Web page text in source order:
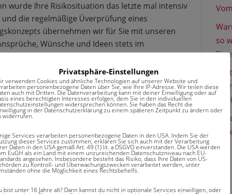
wurde Ihre Risikosituation das letzte mal intensiv
die regelmäßige Üverprüfung eines
übernehmen wir für Sie mit unseren
Wünsche und Ideen stets im
Ihres maßgeschneiderten Deckungskonzepts
ein wichtiger Aspekt von
stehen wir Ihnen beratend zur Seite.
Möglichkeiten bei der individuellen
Aspekten. Jahreslange Erfahrungen und
ein Bild voller Unterschiede auf. Aus den
so
Privatsphäre-Einstellungen
verwenden Cookies und ähnliche Technologien auf unserer Website und
personenbezogene Daten über Sie, wie Ihre IP-Adresse. Wir teilen diese
auch mit Dritten. Die Datenverarbeitung kann mit deiner Einwilligung oder auf
eines berechtigten Interesses erfolgen, dem Sie in den individuellen
widersprechen können. Sie haben das Recht die
in der Datenschutzerklärung zu einem späteren Zeitpunkt zu ändern oder
widerrufen.
Services verarbeiten personenbezogene Daten in den USA. Indem Sie der
dieser Services zustimmen, erklären Sie sich auch mit der Verarbeitung
Daten in den USA gemäß Art. 49 (1) lit. a DSGVO einverstanden. Die USA werden
EuGH als ein Land mit einem unzureichenden Datenschutzniveau nach EU-
angesehen. Insbesondere besteht das Risiko, dass Ihre Daten von US-
zu Kontroll- und Überwachungszwecken verarbeitet werden, unter
ohne die Möglichkeit eines Rechtsbehelfs.
bist unter 16 Jahre alt? Dann kannst du nicht in optionale Services einwilligen, oder